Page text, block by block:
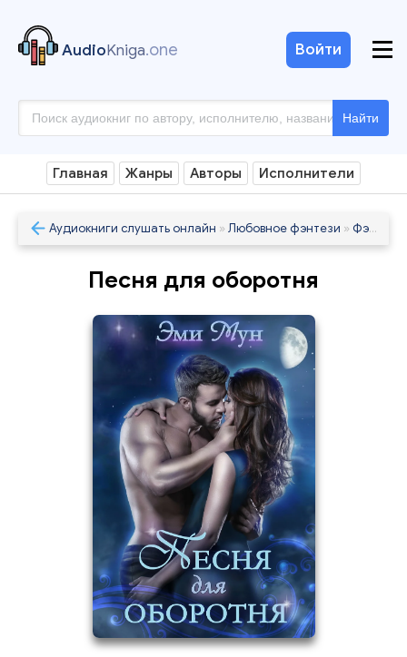
AudioKniga.one
Найти
Войти
Главная Жанры Авторы Исполнители
Аудиокниги слушать онлайн » Любовное фэнтези » Фэнтези
Песня для оборотня